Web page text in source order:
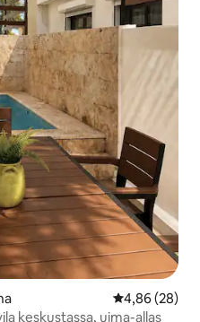
4,86 (28)
keskustassa, uima-allas